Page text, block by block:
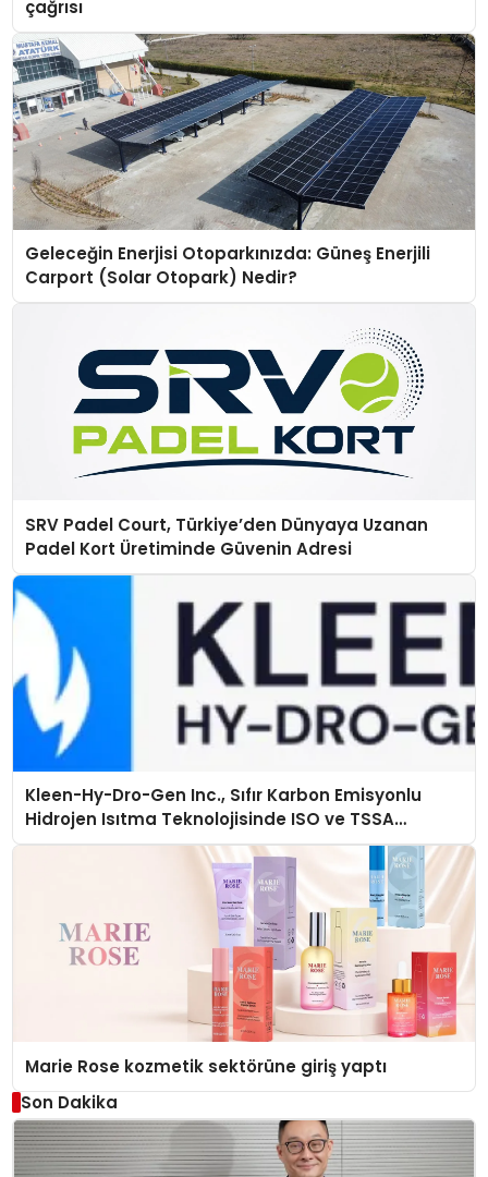
çağrısı
Geleceğin Enerjisi Otoparkınızda: Güneş Enerjili
Carport (Solar Otopark) Nedir?
SRV Padel Court, Türkiye’den Dünyaya Uzanan
Padel Kort Üretiminde Güvenin Adresi
Kleen-Hy-Dro-Gen Inc., Sıfır Karbon Emisyonlu
Hidrojen Isıtma Teknolojisinde ISO ve TSSA
Düzenleyici Onaylarını Aldı
Marie Rose kozmetik sektörüne giriş yaptı
Son Dakika